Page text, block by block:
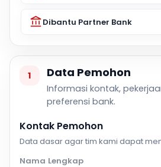
Dibantu Partner Bank
1 Data Pemohon
Informasi kontak,
preferensi bank.
Kontak Pemohon
Data dasar agar tim kami dapat
Nama Lengkap